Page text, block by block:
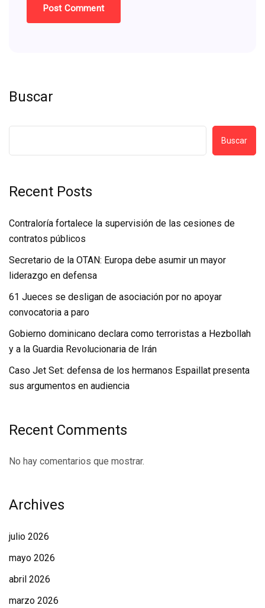
Buscar
Buscar
Recent Posts
Contraloría fortalece la supervisión de las cesiones de
contratos públicos
Secretario de la OTAN: Europa debe asumir un mayor
liderazgo en defensa
61 Jueces se desligan de asociación por no apoyar
convocatoria a paro
Gobierno dominicano declara como terroristas a Hezbollah
y a la Guardia Revolucionaria de Irán
Caso Jet Set: defensa de los hermanos Espaillat presenta
sus argumentos en audiencia
Recent Comments
No hay comentarios que mostrar.
Archives
julio 2026
mayo 2026
abril 2026
marzo 2026